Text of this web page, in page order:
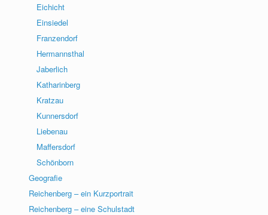
Eichicht
Einsiedel
Franzendorf
Hermannsthal
Jaberlich
Katharinberg
Kratzau
Kunnersdorf
Liebenau
Maffersdorf
Schönborn
Geografie
Reichenberg – ein Kurzportrait
Reichenberg – eine Schulstadt